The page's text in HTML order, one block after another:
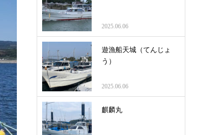
2025.06.06
遊漁船天城（てんじょ
う）
2025.06.06
麒麟丸